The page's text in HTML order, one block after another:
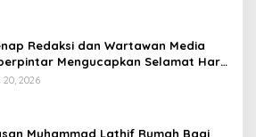
Redaksi dan Wartawan Media
Mengucapkan Selamat Hari
Idul Fitri 1447 Hijriyah / 2026 M
2026
Muhammad Lathif Rumah Bagi